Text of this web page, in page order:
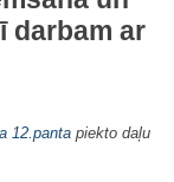
darbam ar
12.panta piekto daļu